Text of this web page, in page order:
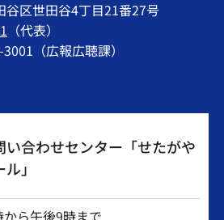
谷区世田谷4丁目21番27号
（代表）
（広報広聴課）
い合わせセンター「せたがや
」
ら午後9時まで